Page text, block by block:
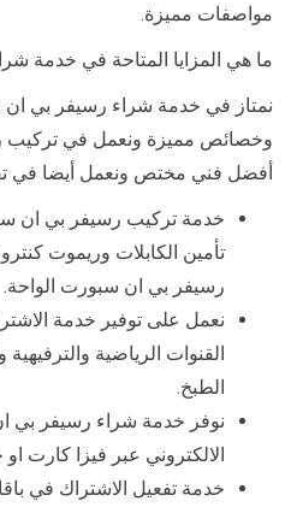
مواصفات مميزة.
ما هي المزايا المتاحة في خدمة
نمتاز في خدمة شراء رسيفر بي
وخصائص مميزة ونعمل في تركيب
أفضل فني مختص ونعمل أيضا في
خدمة تركيب رسيفر بي ان
تأمين الكابلات وريموت
رسيفر بي ان سبورت الواحة.
نعمل على توفير خدمة
القنوات الرياضية
الطبخ.
نوفر خدمة شراء رسيفر بي
الالكتروني عبر فيزا كارت
خدمة تفعيل الاشتراك في